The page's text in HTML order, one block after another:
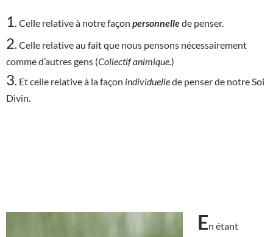
1 Celle relative à notre façon personnellede penser.
2 Celle relative au fait que nous pensons nécessairement
comme d’autres gens (Collectif animique.)
3 Et celle relative à la façon individuellede penser de notre Soi
Divin.
En étant